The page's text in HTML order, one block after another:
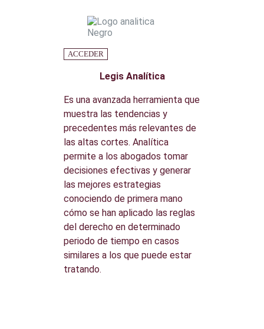
ACCEDER
Legis Analítica
Es una avanzada herramienta que
muestra las tendencias y
precedentes más relevantes de
las altas cortes. Analítica
permite a los abogados tomar
decisiones efectivas y generar
las mejores estrategias
conociendo de primera mano
cómo se han aplicado las reglas
del derecho en determinado
periodo de tiempo en casos
similares a los que puede estar
tratando.